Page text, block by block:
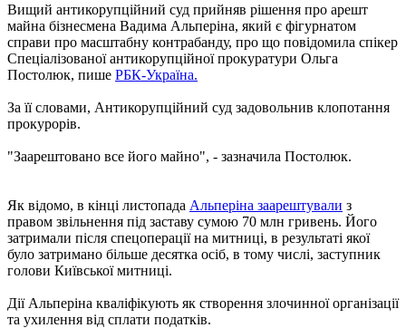
Вищий антикорупційний суд прийняв рішення про арешт
майна бізнесмена Вадима Альперіна, який є фігурнатом
справи про масштабну контрабанду, про що повідомила спікер
Спеціалізованої антикорупційної прокуратури Ольга
Постолюк, пише РБК-Україна.
За її словами, Антикорупційний суд задовольнив клопотання
прокурорів.
"Заарештовано все його майно", - зазначила Постолюк.
Як відомо, в кінці листопада Альперіна заарештували з
правом звільнення під заставу сумою 70 млн гривень. Його
затримали після спецоперації на митниці, в результаті якої
було затримано більше десятка осіб, в тому числі, заступник
голови Київської митниці.
Дії Альперіна кваліфікують як створення злочинної організації
та ухилення від сплати податків.